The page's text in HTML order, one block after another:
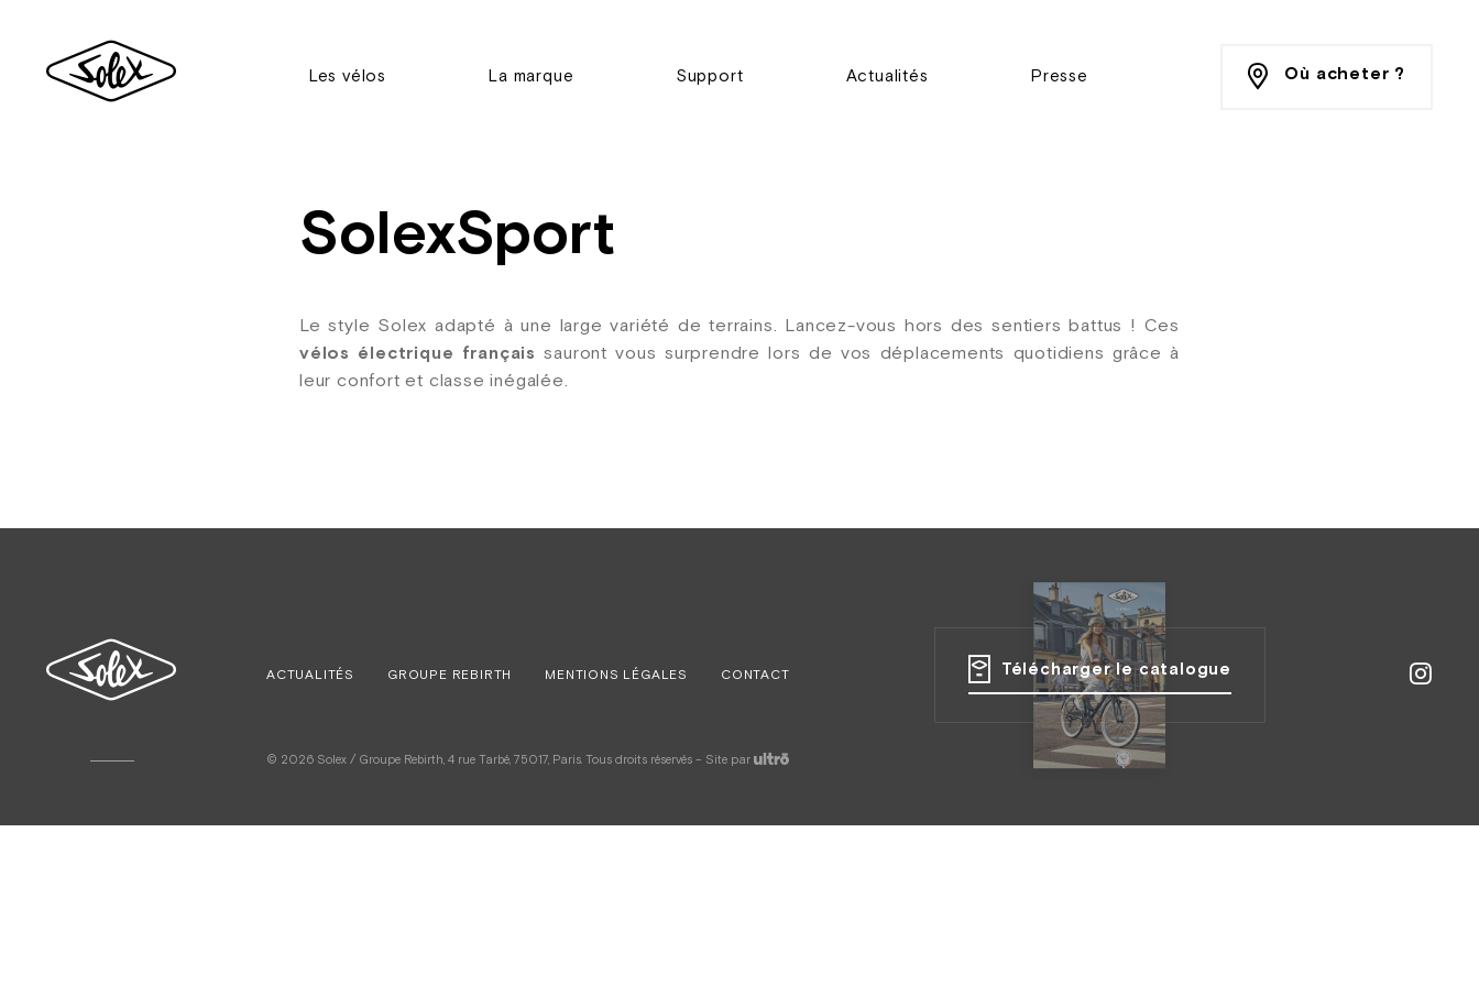
Les vélos La marque Support Actualités Presse Où acheter ?
SolexSport
Le style Solex adapté à une large variété de terrains. Lancez-vous hors des sentiers battus ! Ces
vélos électrique français
sauront vous surprendre lors de vos déplacements quotidiens grâce à
leur confort et classe inégalée.
ACTUALITÉS GROUPE REBIRTH MENTIONS LÉGALES CONTACT Télécharger le catalogue
© 2026 Solex / Groupe Rebirth, 4 rue Tarbé, 75017, Paris. Tous droits réservés – Site par